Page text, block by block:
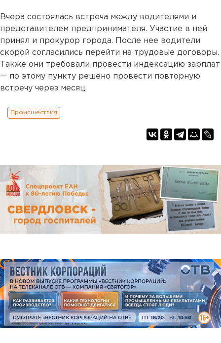
Вчера состоялась встреча между водителями и
представителем предпринимателя. Участие в ней
принял и прокурор города. После нее водители
скорой согласились перейти на трудовые договоры.
Также они требовали провести индексацию зарплат
— по этому пункту решено провести повторную
встречу через месяц.
Происшествия